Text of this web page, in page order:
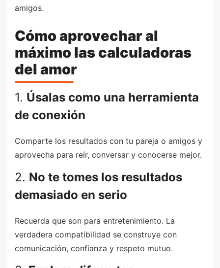
amigos.
Cómo aprovechar al
máximo las calculadoras
del amor
1. Úsalas como una herramienta
de conexión
Comparte los resultados con tu pareja o amigos y
aprovecha para reír, conversar y conocerse mejor.
2. No te tomes los resultados
demasiado en serio
Recuerda que son para entretenimiento. La
verdadera compatibilidad se construye con
comunicación, confianza y respeto mutuo.